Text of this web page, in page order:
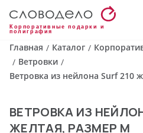
Корпоративные подарки и
полиграфия
Главная / Каталог /
/ Ветровки /
Ветровка из нейлона Surf 210
ВЕТРОВКА ИЗ
ЖЕЛТАЯ, РАЗМЕР M